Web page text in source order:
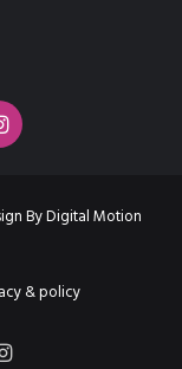
Instagram
ByDigital Motion
& policy
Instagram